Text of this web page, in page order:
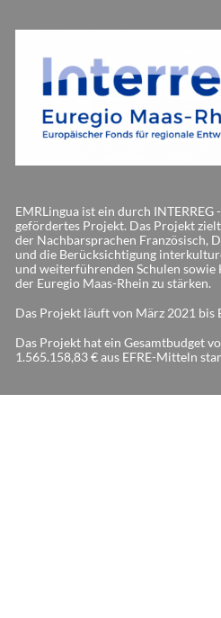
EMRLingua ist ein durch INTERREG
gefördertes Projekt. Das Projekt
der Nachbarsprachen Französisch,
und die Berücksichtigung
und weiterführenden Schulen
der Euregio Maas-Rhein zu stärken.
Das Projekt läuft von März 2021 bis
Das Projekt hat ein Gesamtbudget
1.565.158,83 € aus EFRE-Mitteln